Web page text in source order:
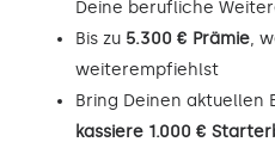
Deine berufliche
Bis zu 5.300 € Prämie,
weiterempfiehlst
Bring Deinen aktuellen
kassiere 1.000 €